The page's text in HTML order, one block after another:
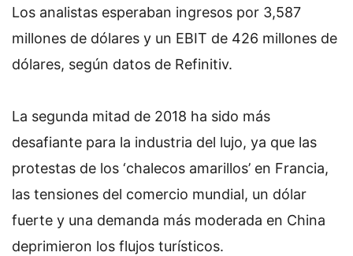
Los analistas esperaban ingresos por 3,587
millones de dólares y un EBIT de 426 millones de
dólares, según datos de Refinitiv.
La segunda mitad de 2018 ha sido más
desafiante para la industria del lujo, ya que las
protestas de los ‘chalecos amarillos’ en Francia,
las tensiones del comercio mundial, un dólar
fuerte y una demanda más moderada en China
deprimieron los flujos turísticos.